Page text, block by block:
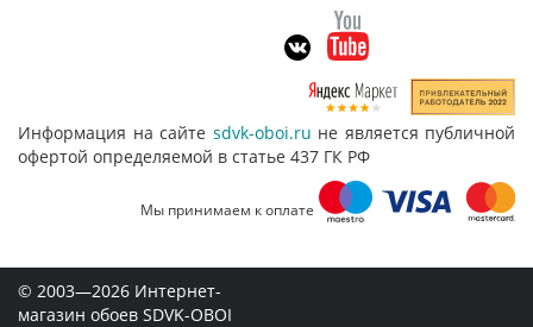
Информация на сайте sdvk-oboi.ru не является публичной
офертой определяемой в статье 437 ГК РФ
Мы принимаем к оплате
© 2003—2026 Интернет-
магазин обоев SDVK-OBOI